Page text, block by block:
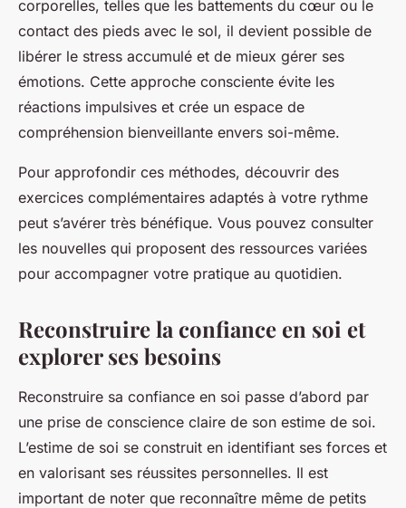
corporelles, telles que les battements du cœur ou le
contact des pieds avec le sol, il devient possible de
libérer le stress accumulé et de mieux gérer ses
émotions. Cette approche consciente évite les
réactions impulsives et crée un espace de
compréhension bienveillante envers soi-même.
Pour approfondir ces méthodes, découvrir des
exercices complémentaires adaptés à votre rythme
peut s’avérer très bénéfique. Vous pouvez consulter
les nouvelles qui proposent des ressources variées
pour accompagner votre pratique au quotidien.
Reconstruire la confiance en soi et
explorer ses besoins
Reconstruire sa confiance en soi passe d’abord par
une prise de conscience claire de son estime de soi.
L’estime de soi se construit en identifiant ses forces et
en valorisant ses réussites personnelles. Il est
important de noter que reconnaître même de petits